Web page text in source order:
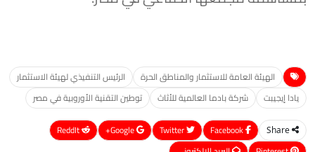
الهيئة العامة للاستثمار والمناطق الحرة
الرئيس التنفيذي لهيئة الاستثمار
يادا إيجيبت
شركة بادما العالمية للأثاث توطين التقنية الأوروبية في مصر
Share
Google+
ReddIt